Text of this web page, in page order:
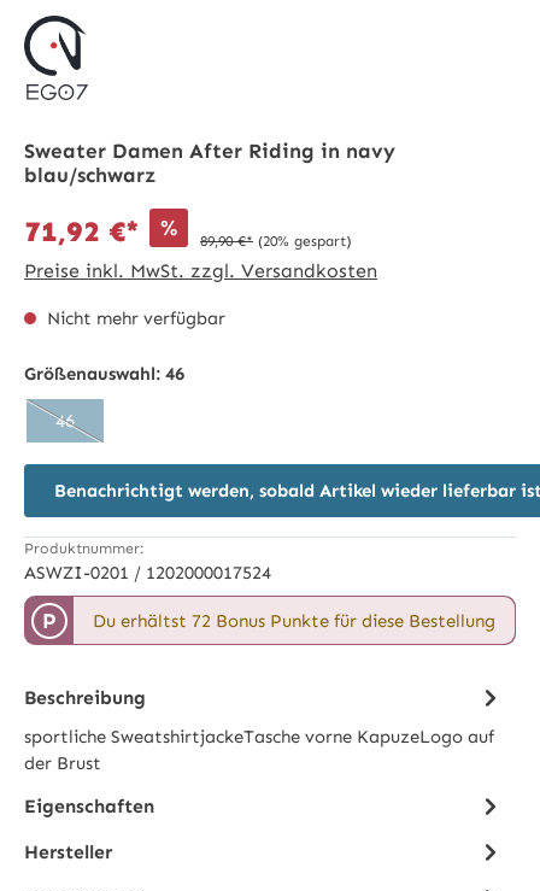
Sweater Damen After Riding in navy
blau/schwarz
71,92 €* % 89,90 €* (20% gespart)
Preise inkl. MwSt. zzgl. Versandkosten
Nicht mehr verfügbar
Größenauswahl: 46
46
(Diese Option ist zurzeit nicht verfügbar.)
Benachrichtigt werden, sobald Artikel wieder lieferbar
Produktnummer:
ASWZI-0201 / 1202000017524
P Du erhältst 72 Bonus Punkte für diese Bestellung
Beschreibung
sportliche SweatshirtjackeTasche vorne KapuzeLogo auf
der Brust
Eigenschaften
Hersteller